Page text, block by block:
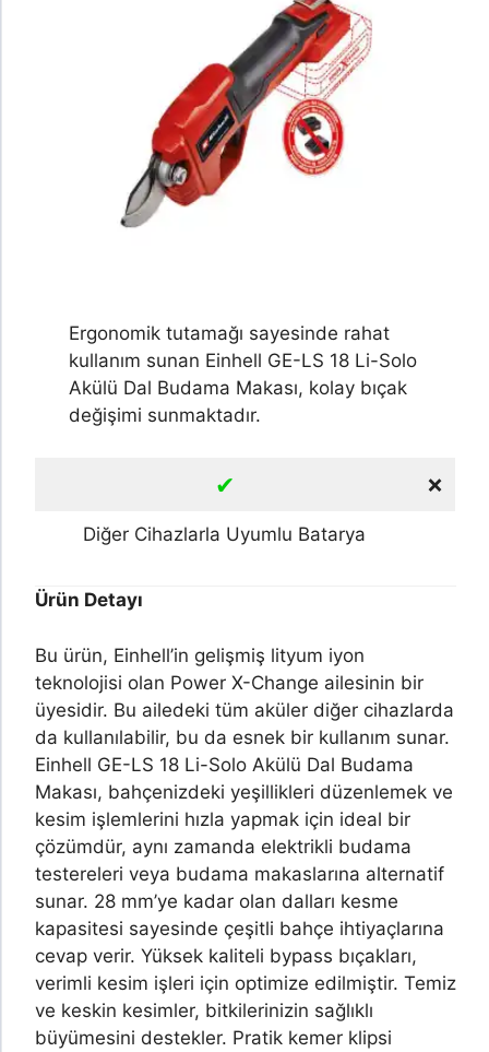
Ergonomik tutamağı sayesinde rahat
kullanım sunan Einhell GE-LS 18 Li-Solo
Akülü Dal Budama Makası, kolay bıçak
değişimi sunmaktadır.
✔ ❌
Diğer Cihazlarla Uyumlu Batarya
Ürün Detayı
Bu ürün, Einhell’in gelişmiş lityum iyon
teknolojisi olan Power X-Change ailesinin bir
üyesidir. Bu ailedeki tüm aküler diğer cihazlarda
da kullanılabilir, bu da esnek bir kullanım sunar.
Einhell GE-LS 18 Li-Solo Akülü Dal Budama
Makası, bahçenizdeki yeşillikleri düzenlemek ve
kesim işlemlerini hızla yapmak için ideal bir
çözümdür, aynı zamanda elektrikli budama
testereleri veya budama makaslarına alternatif
sunar. 28 mm’ye kadar olan dalları kesme
kapasitesi sayesinde çeşitli bahçe ihtiyaçlarına
cevap verir. Yüksek kaliteli bypass bıçakları,
verimli kesim işleri için optimize edilmiştir. Temiz
ve keskin kesimler, bitkilerinizin sağlıklı
büyümesini destekler. Pratik kemer klipsi